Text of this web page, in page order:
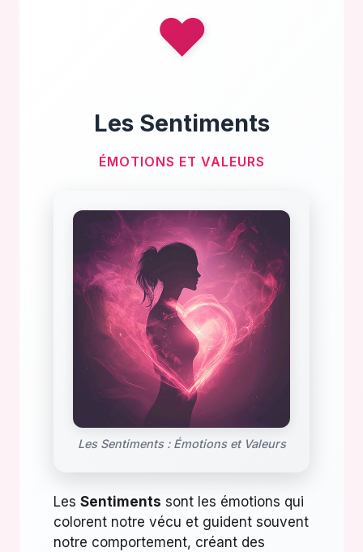
❤️
Les Sentiments
ÉMOTIONS ET VALEURS
Les Sentiments : Émotions et Valeurs
Les Sentiments sont les émotions qui
colorent notre vécu et guident souvent
notre comportement, créant des